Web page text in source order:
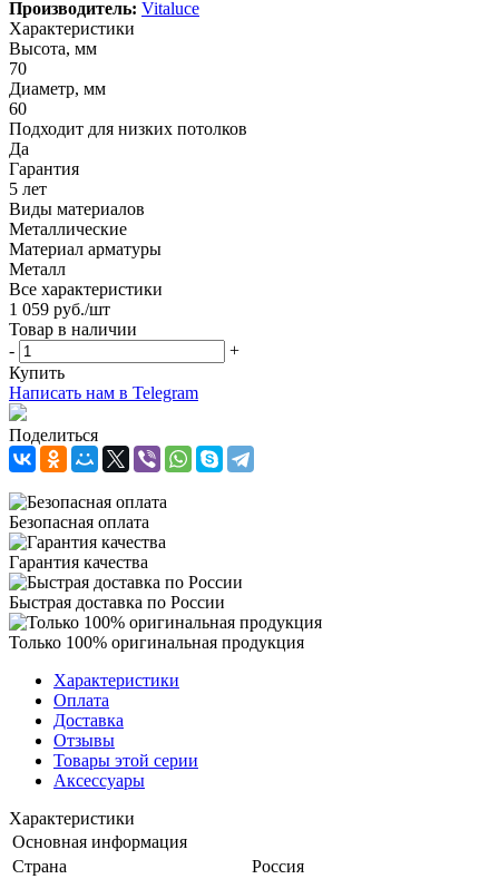
Производитель: Vitaluce
Характеристики
Высота, мм
70
Диаметр, мм
60
Подходит для низких потолков
Да
Гарантия
5 лет
Виды материалов
Металлические
Материал арматуры
Металл
Все характеристики
1 059 руб./шт
Товар в наличии
-
+
Купить
Написать нам в Telegram
Поделиться
Безопасная оплата
Гарантия качества
Быстрая доставка по России
Только 100% оригинальная продукция
Характеристики
Оплата
Доставка
Отзывы
Товары этой серии
Аксессуары
Характеристики
Основная информация
Страна
Россия